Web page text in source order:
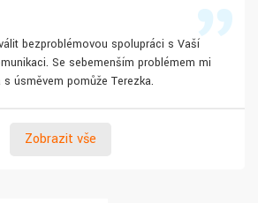
bezproblémovou spolupráci s Vaší
Se sebemenším problémem mi
úsměvem pomůže Terezka.
Zobrazit vše